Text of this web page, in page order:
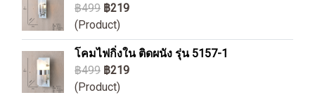
฿499 ฿219
(Product)
โคมไฟกิ่งใน ติดผนัง รุ่น 5157-1
฿499 ฿219
(Product)